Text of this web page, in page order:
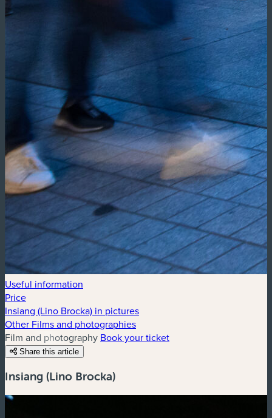
Useful information
Price
Insiang (Lino Brocka) in pictures
Other Films and photographies
Film and photography Book your ticket
Share this article
Insiang (Lino Brocka)